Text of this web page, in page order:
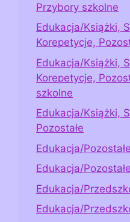
Przybory szkolne
Edukacja/Książki,
Korepetycje,
Edukacja/Książki,
Korepetycje,
szkolne
Edukacja/Książki,
Pozostałe
Edukacja/Pozostałe
Edukacja/
Edukacja/
Edukacja/